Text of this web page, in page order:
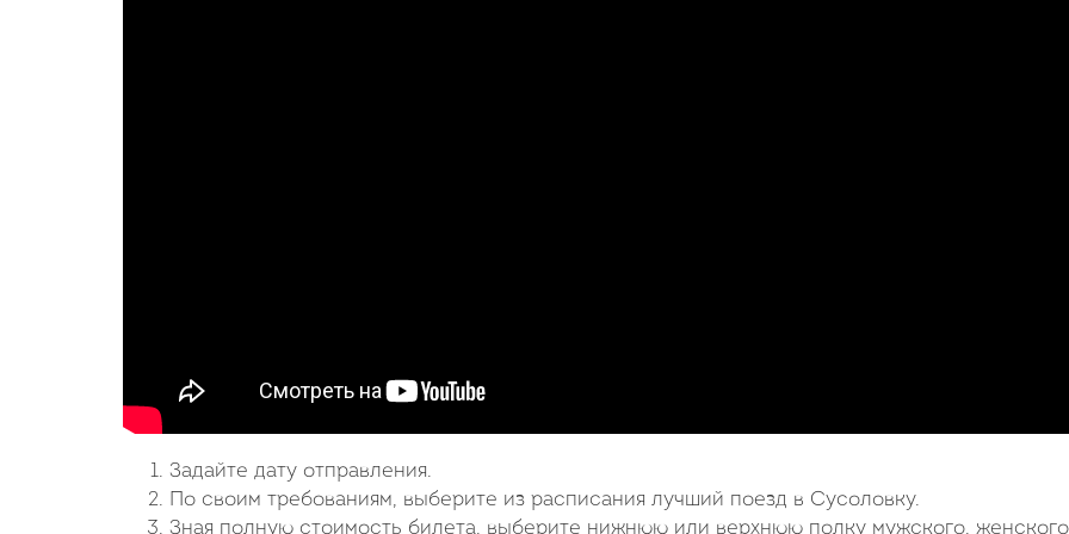
Задайте дату отправления.
По своим требованиям, выберите из расписания лучший поезд в Сусоловку.
Зная полную стоимость билета, выберите нижнюю или верхнюю полку мужского,